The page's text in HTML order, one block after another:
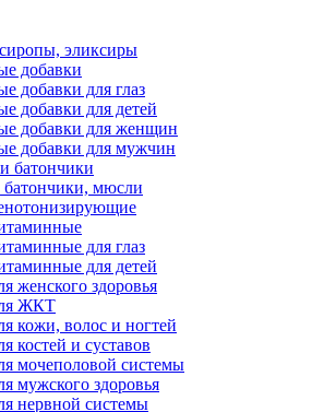
эликсиры
добавки
добавки для глаз
добавки для детей
добавки для женщин
добавки для мужчин
батончики
батончики, мюсли
для глаз
для детей
женского здоровья
ЖКТ
кожи, волос и ногтей
костей и суставов
мочеполовой системы
мужского здоровья
нервной системы